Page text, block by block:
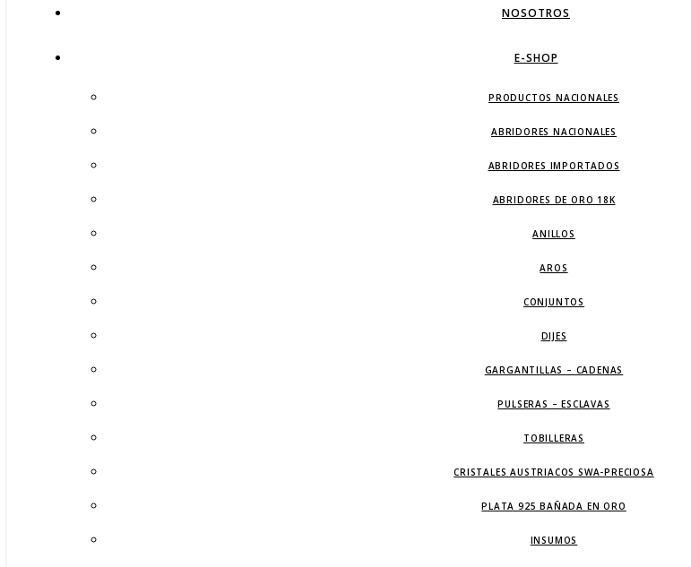
NOSOTROS
E-SHOP
PRODUCTOS NACIONALES
ABRIDORES NACIONALES
ABRIDORES IMPORTADOS
ABRIDORES DE ORO 18K
ANILLOS
AROS
CONJUNTOS
DIJES
GARGANTILLAS – CADENAS
PULSERAS – ESCLAVAS
TOBILLERAS
CRISTALES AUSTRIACOS SWA-PRECIOSA
PLATA 925 BAÑADA EN ORO
INSUMOS